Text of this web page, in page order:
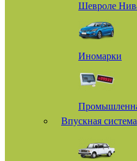
Шевроле
Иномарки
Впускная система